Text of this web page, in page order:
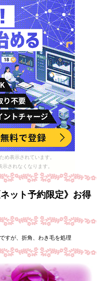
め表示されています。
されなくなります。
ット予約限定》お得
すが、折角、わき毛を処理